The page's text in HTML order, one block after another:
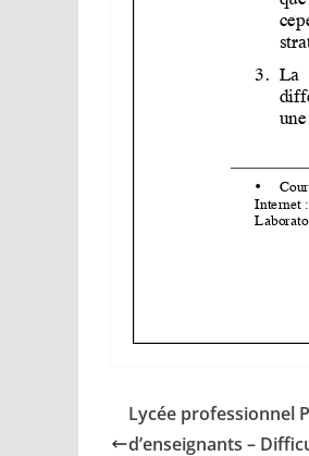
Lycée professionnel
d’enseignants –